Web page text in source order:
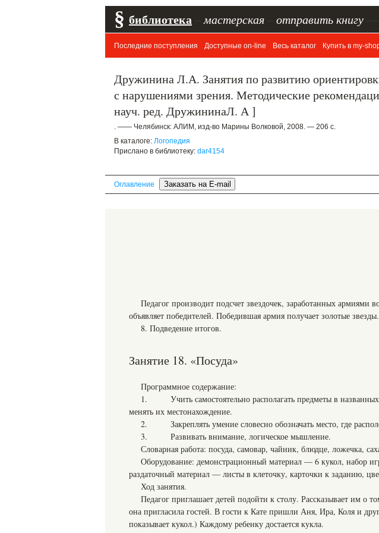
§ библиотека мастерская отправить книгу
Последние поступления Доступные on-line Весь каталог Купить в my-
Дружинина Л.А. Занятия по развитию
с нарушениями зрения. Методические
науч. ред. ДружининаЛ. А ]
. —— Челябинск: АЛИМ, изд-во Марины Волковой, 2008. — 206 с.
В каталоге: Логопедия
Прислано в библиотеку: dar4154
Оглавление
Педагог производит подсчет звездочек, заработанных армиями
объявляет победителей. Победившая армия получает золотые звезды.
8. Подведение итогов.
Занятие 18. «Посуда»
Программное содержание:
1. Учить самостоятельно располагать предметы в названных
менять их местонахождение.
2. Закреплять умение словесно обозначать место, где
3. Развивать внимание, логическое мышление.
Словарная работа: посуда, самовар, чайник, блюдце, ложечка,
Оборудование: демонстрационный материал — 6 кукол, набор
раздаточный материал — листы в клеточку, карточки к заданию,
Ход занятия.
Педагог приглашает детей подойти к столу. Рассказывает им о
она пригласила гостей. В гости к Кате пришли Аня, Ира, Коля и
показывает кукол.) Каждому ребенку достается кукла.